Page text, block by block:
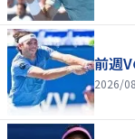
前週
2026/